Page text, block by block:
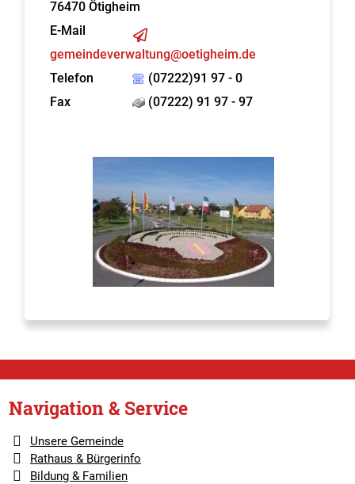
76470 Ötigheim
E-Mail
gemeindeverwaltung@oetigheim.de
Telefon
(07222)91 97 - 0
Fax
(07222) 91 97 - 97
Navigation & Service
Unsere Gemeinde
Rathaus & Bürgerinfo
Bildung & Familien